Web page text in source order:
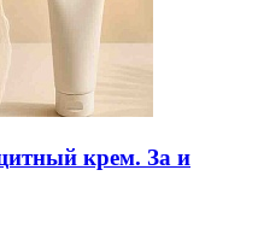
крем. За и